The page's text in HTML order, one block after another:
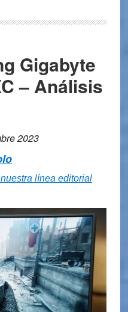
Gigabyte
– Análisis
2023
línea editorial